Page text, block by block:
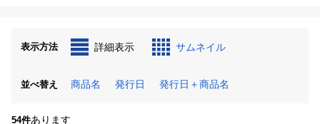
表示方法 詳細表示 サムネイル
並べ替え 商品名 発行日 発行日＋商品名
54件あります